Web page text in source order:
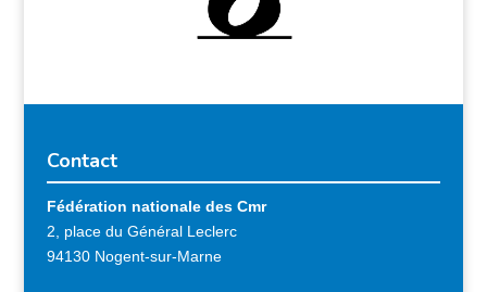
Contact
Fédération nationale des Cmr
2, place du Général Leclerc
94130 Nogent-sur-Marne